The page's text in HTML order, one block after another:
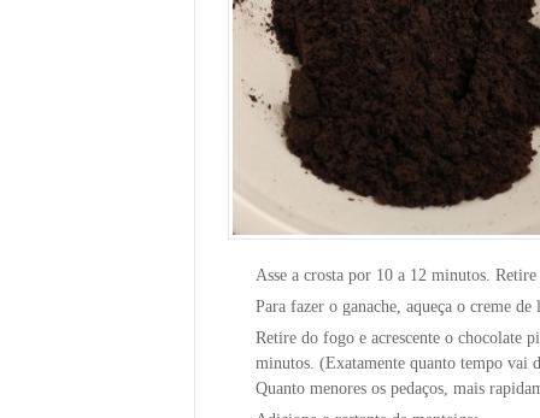
Asse a crosta por 10 a 12 minutos.
Para fazer o ganache, aqueça o creme
Retire do fogo e acrescente o chocolate
minutos. (Exatamente quanto tempo vai
Quanto menores os pedaços, mais